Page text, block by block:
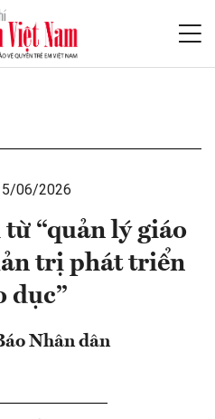
06/2026
“quản lý giáo
trị phát triển
dục”
Nhân dân